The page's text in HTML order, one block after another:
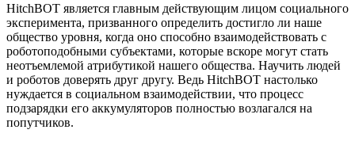
HitchBOT является главным действующим лицом социального
эксперимента, призванного определить достигло ли наше
общество уровня, когда оно способно взаимодействовать с
роботоподобными субъектами, которые вскоре могут стать
неотъемлемой атрибутикой нашего общества. Научить людей
и роботов доверять друг другу. Ведь HitchBOT настолько
нуждается в социальном взаимодействии, что процесс
подзарядки его аккумуляторов полностью возлагался на
попутчиков.